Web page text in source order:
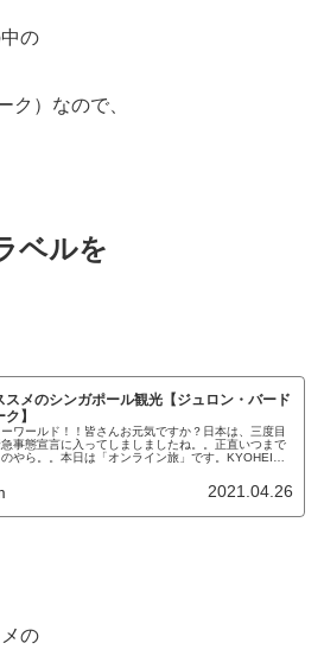
の
ク）なので、
ベルを
スメのシンガポール観光【ジュロン・バード
】
ワールド！！皆さんお元気ですか？日本は、三度目
事態宣言に入ってしましましたね。。正直いつまで
やら。。本日は「オンライン旅」です。KYOHEI一
2021.04.26
の